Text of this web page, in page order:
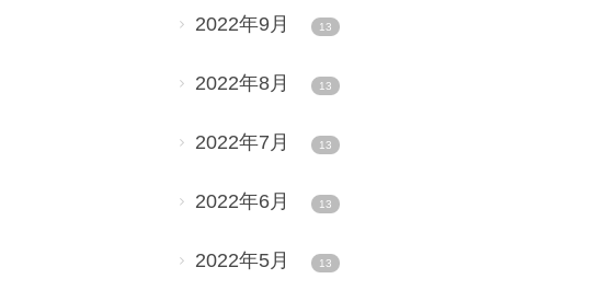
2022年9月 13
2022年8月 13
2022年7月 13
2022年6月 13
2022年5月 13